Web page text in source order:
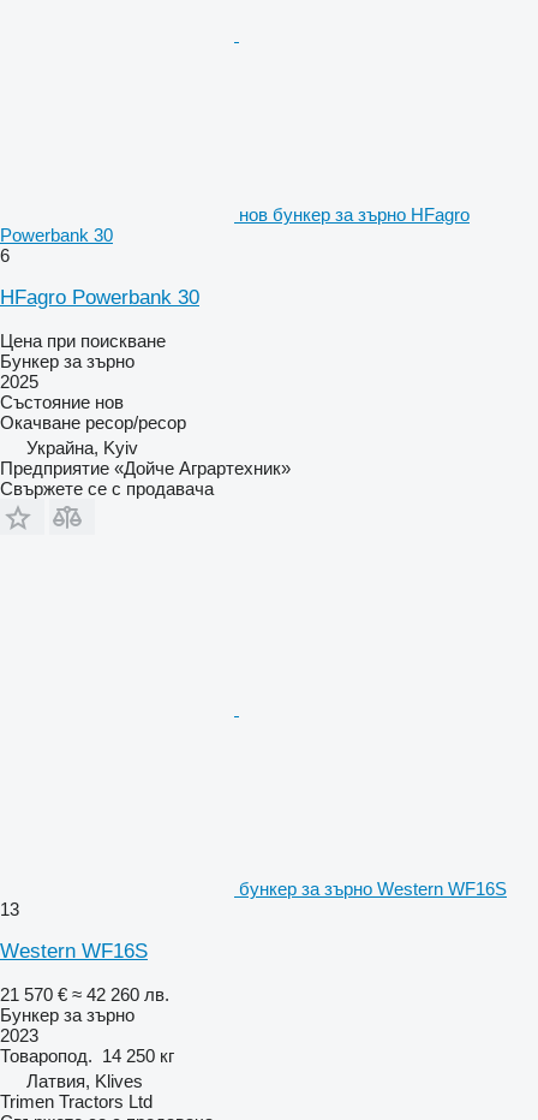
нов бункер за зърно HFagro
Powerbank 30
6
HFagro Powerbank 30
Цена при поискване
Бункер за зърно
2025
Състояние нов
Окачване ресор/ресор
Украйна, Kyiv
Предприятие «Дойче Аграртехник»
Свържете се с продавача
бункер за зърно Western WF16S
13
Western WF16S
21 570 € ≈ 42 260 лв.
Бункер за зърно
2023
Товаропод. 14 250 кг
Латвия, Klives
Trimen Tractors Ltd